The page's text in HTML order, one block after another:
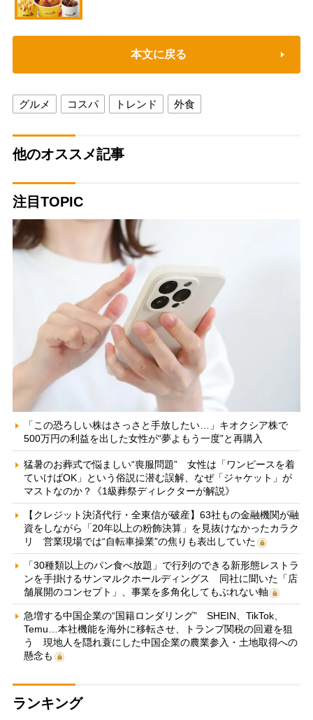
本文に戻る
グルメ コスパ トレンド 外食
他のオススメ記事
注目TOPIC
「この恐ろしい株はさっさと手放したい…」キオクシア株で
500万円の利益を出した女性が“夢よもう一度”と再購入
猛暑のお葬式で悩ましい“喪服問題” 女性は「ワンピースを着
ていけばOK」という俗説に潜む誤解、なぜ「ジャケット」が
マストなのか？《1級葬祭ディレクターが解説》
【クレジット決済代行・全東信が破産】63社もの金融機関が融
資をしながら「20年以上の粉飾決算」を見抜けなかったカラク
リ 営業現場では“自転車操業”の焦りも表出していた
「30種類以上のパン食べ放題」で行列のできる新形態レストラ
ンを手掛けるサンマルクホールディングス 同社に聞いた「店
舗展開のコンセプト」、事業を多角化してもぶれない軸
急増する中国企業の“国籍ロンダリング” SHEIN、TikTok、
Temu…本社機能を海外に移転させ、トランプ関税の回避を狙
う 現地人を隠れ蓑にした中国企業の農業参入・土地取得への
懸念も
ランキング